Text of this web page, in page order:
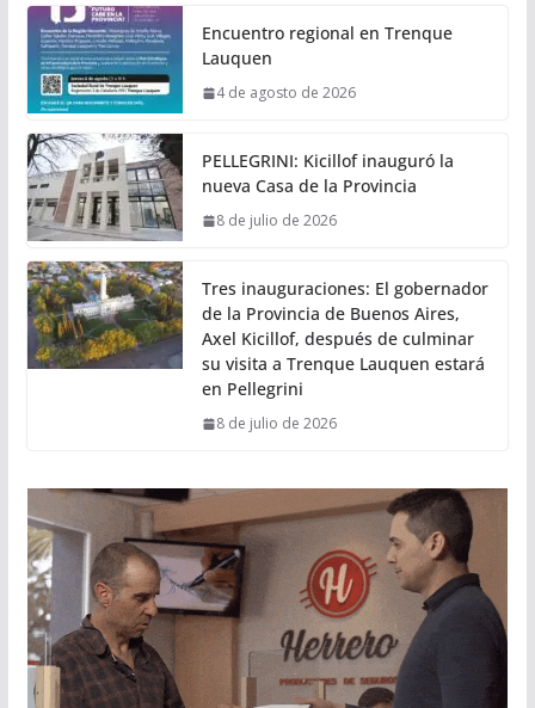
Encuentro regional en Trenque
Lauquen
4 de agosto de 2026
PELLEGRINI: Kicillof inauguró la
nueva Casa de la Provincia
8 de julio de 2026
Tres inauguraciones: El gobernador
de la Provincia de Buenos Aires,
Axel Kicillof, después de culminar
su visita a Trenque Lauquen estará
en Pellegrini
8 de julio de 2026